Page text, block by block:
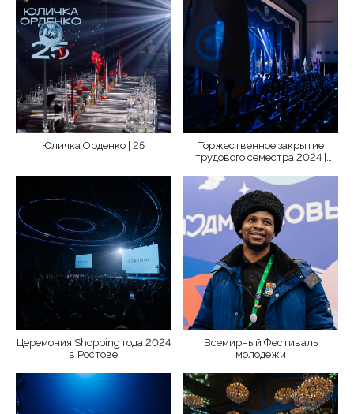
Юличка Орденко | 25
Торжественное закрытие
трудового семестра 2024 |
Церемония Shopping года 2024
в Ростове
Всемирный Фестиваль
молодежи